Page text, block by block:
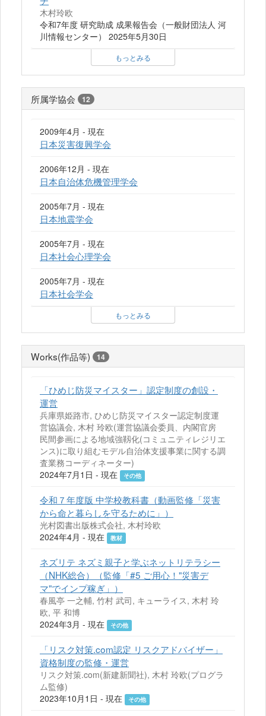
木村玲欧
令和7年度 研究助成 成果報告会（一般財団法人 河
川情報センター） 2025年5月30日
もっとみる
所属学協会 12
2009年4月 - 現在
日本災害復興学会
2006年12月 - 現在
日本自治体危機管理学会
2005年7月 - 現在
日本地震学会
2005年7月 - 現在
日本社会心理学会
2005年7月 - 現在
日本社会学会
もっとみる
Works(作品等) 14
「ひめじ防災マイスター」認定制度の創設・
運営
兵庫県姫路市, ひめじ防災マイスター認定制度運
営協議会, 木村 玲欧(運営協議会委員、内閣官房
民間参画による地域強靱化(コミュニティレジリエ
ンス)に取り組むモデル自治体支援事業に関する調
査業務コーディネーター)
2024年7月1日 - 現在
その他
令和７年度版 中学校教科書（動画監修「災害
から命と暮らしを守るために」）
光村図書出版株式会社, 木村玲欧
2024年4月 - 現在
教材
ネズリテ ネズミ親子と学ぶネットリテラシー
（NHK総合）（監修「#5 ご用心！"災害デ
マ"でインプ稼ぎ」）
春風亭 一之輔, 竹村 武司, キューライス, 木村 玲
欧, 平 和博
2024年3月 - 現在
その他
「リスク対策.com認定 リスクアドバイザー」
資格制度の監修・運営
リスク対策.com(新建新聞社), 木村 玲欧(プログラ
ム監修)
2023年10月1日 - 現在
その他